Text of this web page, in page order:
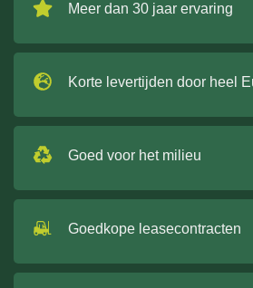
Meer dan 30 jaar ervaring
Korte levertijden door heel
Goed voor het milieu
Goedkope leasecontracten